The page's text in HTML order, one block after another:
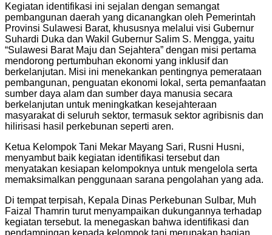
Kegiatan identifikasi ini sejalan dengan semangat
pembangunan daerah yang dicanangkan oleh Pemerintah
Provinsi Sulawesi Barat, khususnya melalui visi Gubernur
Suhardi Duka dan Wakil Gubernur Salim S. Mengga, yaitu
“Sulawesi Barat Maju dan Sejahtera” dengan misi pertama
mendorong pertumbuhan ekonomi yang inklusif dan
berkelanjutan. Misi ini menekankan pentingnya pemerataan
pembangunan, penguatan ekonomi lokal, serta pemanfaatan
sumber daya alam dan sumber daya manusia secara
berkelanjutan untuk meningkatkan kesejahteraan
masyarakat di seluruh sektor, termasuk sektor agribisnis dan
hilirisasi hasil perkebunan seperti aren.
Ketua Kelompok Tani Mekar Mayang Sari, Rusni Husni,
menyambut baik kegiatan identifikasi tersebut dan
menyatakan kesiapan kelompoknya untuk mengelola serta
memaksimalkan penggunaan sarana pengolahan yang ada.
Di tempat terpisah, Kepala Dinas Perkebunan Sulbar, Muh
Faizal Thamrin turut menyampaikan dukungannya terhadap
kegiatan tersebut. Ia menegaskan bahwa identifikasi dan
pendampingan kepada kelompok tani merupakan bagian